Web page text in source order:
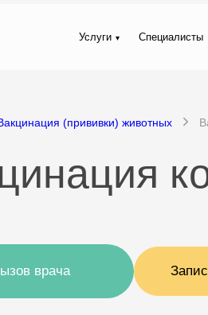
Услуги Специалисты
(прививки) животных
врача